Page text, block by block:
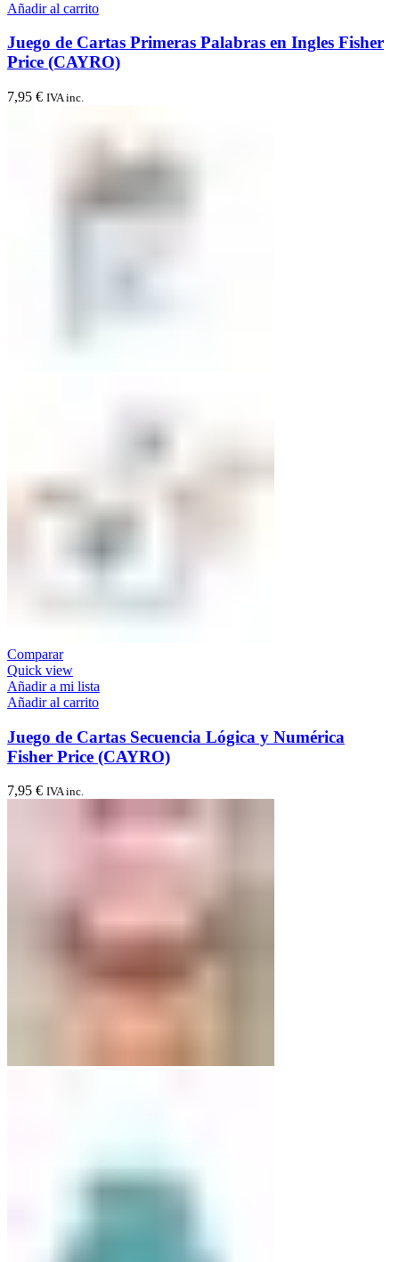
Añadir al carrito
Juego de Cartas Primeras Palabras en Ingles Fisher
Price (CAYRO)
7,95 € IVA inc.
Comparar
Quick view
Añadir a mi lista
Añadir al carrito
Juego de Cartas Secuencia Lógica y Numérica
Fisher Price (CAYRO)
7,95 € IVA inc.